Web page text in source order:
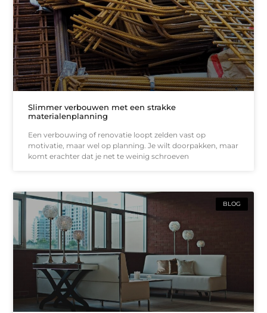
Slimmer verbouwen met een strakke
materialenplanning
Een verbouwing of renovatie loopt zelden vast op
motivatie, maar wel op planning. Je wilt doorpakken, maar
komt erachter dat je net te weinig schroeven
BLOG